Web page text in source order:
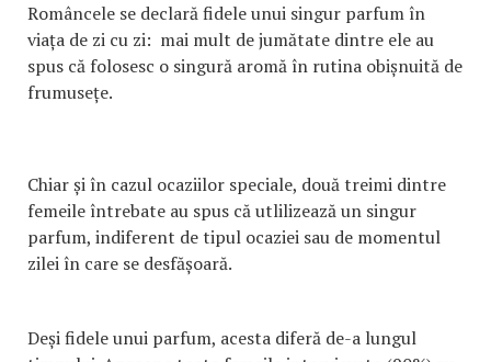
Româncele se declară fidele unui singur parfum în
viața de zi cu zi: mai mult de jumătate dintre ele au
spus că folosesc o singură aromă în rutina obișnuită de
frumusețe.
Chiar și în cazul ocaziilor speciale, două treimi dintre
femeile întrebate au spus că utlilizează un singur
parfum, indiferent de tipul ocaziei sau de momentul
zilei în care se desfășoară.
Deși fidele unui parfum, acesta diferă de-a lungul